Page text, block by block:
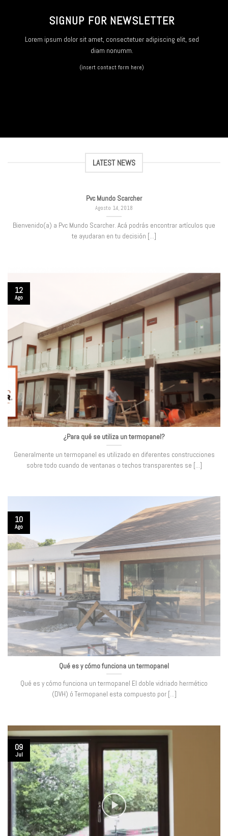
SIGNUP FOR NEWSLETTER
Lorem ipsum dolor sit amet, consectetuer adipiscing elit, sed
diam nonumm.
(insert contact form here)
LATEST NEWS
Pvc Mundo Scarcher
Agosto 14, 2018
Bienvenido(a) a Pvc Mundo Scarcher. Acá podrás encontrar artículos que
te ayudaran en tu decisión [...]
¿Para qué se utiliza un termopanel?
Generalmente un termopanel es utilizado en diferentes construcciones
sobre todo cuando de ventanas o techos transparentes se [...]
12
Ago
Qué es y cómo funciona un termopanel
Qué es y cómo funciona un termopanel El doble vidriado hermético
(DVH) ó Termopanel esta compuesto por [...]
10
Ago
09
Jul